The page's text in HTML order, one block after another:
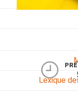
Lexique